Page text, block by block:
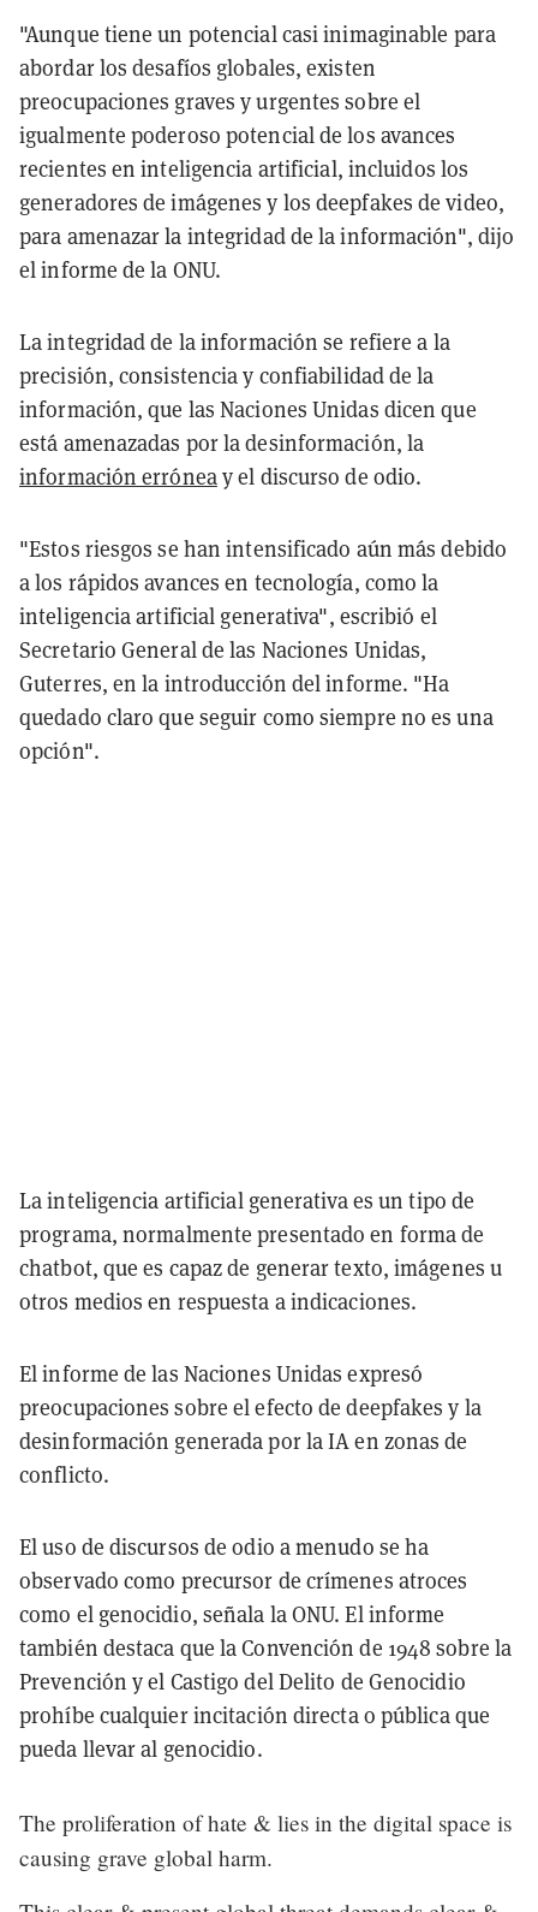
"Aunque tiene un potencial casi inimaginable para
abordar los desafíos globales, existen
preocupaciones graves y urgentes sobre el
igualmente poderoso potencial de los avances
recientes en inteligencia artificial, incluidos los
generadores de imágenes y los deepfakes de video,
para amenazar la integridad de la información", dijo
el informe de la ONU.
La integridad de la información se refiere a la
precisión, consistencia y confiabilidad de la
información, que las Naciones Unidas dicen que
está amenazadas por la desinformación, la
información erróneay el discurso de odio.
"Estos riesgos se han intensificado aún más debido
a los rápidos avances en tecnología, como la
inteligencia artificial generativa", escribió el
Secretario General de las Naciones Unidas,
Guterres, en la introducción del informe. "Ha
quedado claro que seguir como siempre no es una
opción".
La inteligencia artificial generativa es un tipo de
programa, normalmente presentado en forma de
chatbot, que es capaz de generar texto, imágenes u
otros medios en respuesta a indicaciones.
El informe de las Naciones Unidas expresó
preocupaciones sobre el efecto de deepfakes y la
desinformación generada por la IA en zonas de
conflicto.
El uso de discursos de odio a menudo se ha
observado como precursor de crímenes atroces
como el genocidio, señala la ONU. El informe
también destaca que la Convención de 1948 sobre la
Prevención y el Castigo del Delito de Genocidio
prohíbe cualquier incitación directa o pública que
pueda llevar al genocidio.
The proliferation of hate & lies in the digital space is
causing grave global harm.